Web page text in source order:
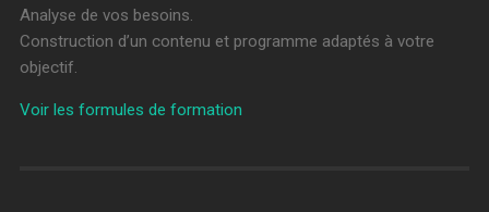
Analyse de vos besoins.
Construction d’un contenu et programme adaptés à votre
objectif.
Voir les formules de formation